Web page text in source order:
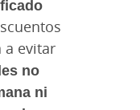
a evitar
no
ni